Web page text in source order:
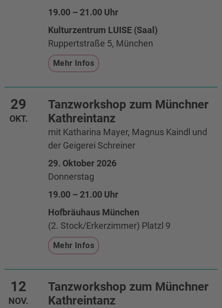
19.00 – 21.00 Uhr
Kulturzentrum LUISE (Saal)
Ruppertstraße 5, München
Mehr Infos
Tanzworkshop zum Münchner
Kathreintanz
mit Katharina Mayer, Magnus Kaindl und
der Geigerei Schreiner
29
OKT.
29. Oktober 2026
Donnerstag
19.00 – 21.00 Uhr
Hofbräuhaus München
(2. Stock/Erkerzimmer) Platzl 9
Mehr Infos
Tanzworkshop zum Münchner
Kathreintanz
12
NOV.